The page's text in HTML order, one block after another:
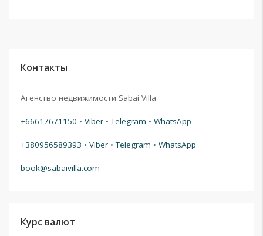
Контакты
Агенство недвижимости Sabai Villa
+66617671150 • Viber •Telegram • WhatsApp
+380956589393 • Viber •Telegram • WhatsApp
book@sabaivilla.com
Курс валют